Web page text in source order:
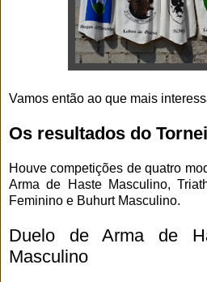
Vamos então ao que mais
Os resultados do
Houve competições de quatro
Arma de Haste Masculino,
Feminino e Buhurt Masculino.
Duelo de Arma de
Masculino